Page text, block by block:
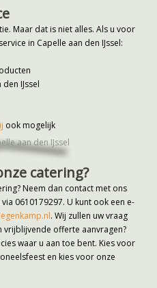
Maar dat is niet alles. Als u voor
in Capelle aan den IJssel:
IJssel
ook mogelijk
catering?
Neem dan contact met ons
0610179297. U kunt ook een e-
. Wij zullen uw vraag
offerte aanvragen?
waar u aan toe bent. Kies voor
en kies voor onze